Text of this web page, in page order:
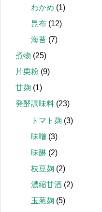
わかめ (1)
昆布 (12)
海苔 (7)
煮物 (25)
片栗粉 (9)
甘麹 (1)
発酵調味料 (23)
トマト麹 (3)
味噌 (3)
味醂 (2)
枝豆麹 (2)
濃縮甘酒 (2)
玉葱麹 (5)